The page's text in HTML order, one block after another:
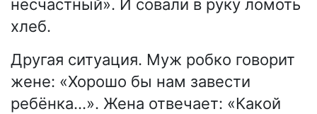
несчастный». И совали в руку ломоть
хлеб.
Другая ситуация. Муж робко говорит
жене: «Хорошо бы нам завести
ребёнка…». Жена отвечает: «Какой